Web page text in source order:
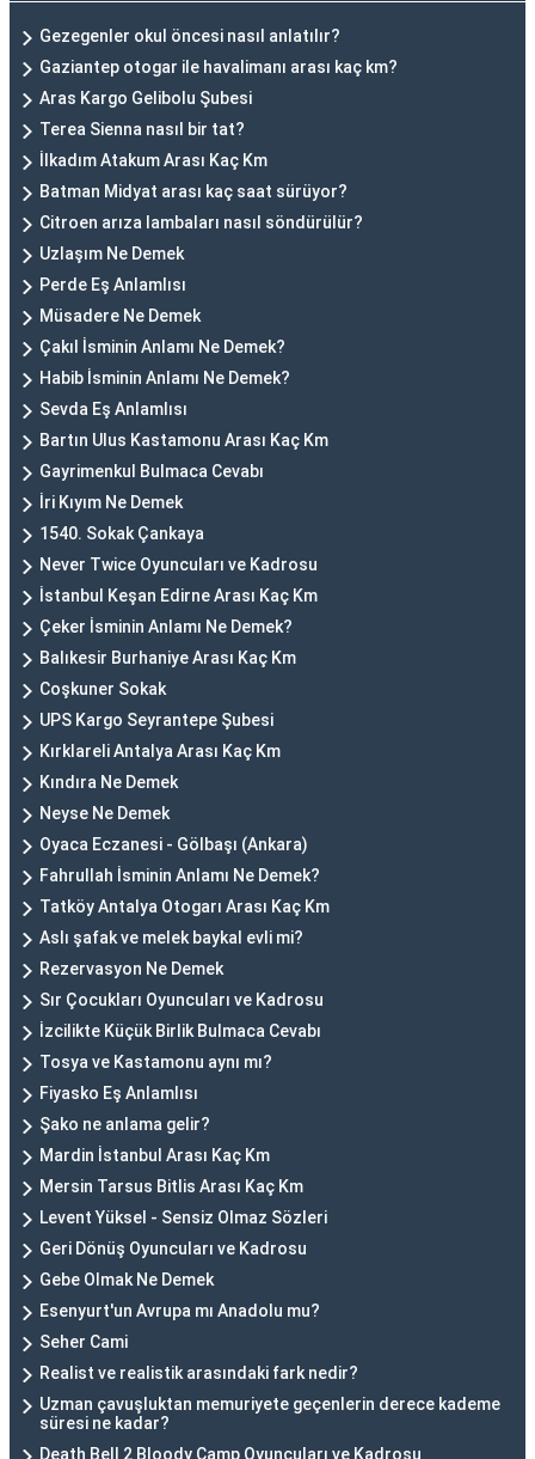
Gezegenler okul öncesi nasıl anlatılır?
Gaziantep otogar ile havalimanı arası kaç km?
Aras Kargo Gelibolu Şubesi
Terea Sienna nasıl bir tat?
İlkadım Atakum Arası Kaç Km
Batman Midyat arası kaç saat sürüyor?
Citroen arıza lambaları nasıl söndürülür?
Uzlaşım Ne Demek
Perde Eş Anlamlısı
Müsadere Ne Demek
Çakıl İsminin Anlamı Ne Demek?
Habib İsminin Anlamı Ne Demek?
Sevda Eş Anlamlısı
Bartın Ulus Kastamonu Arası Kaç Km
Gayrimenkul Bulmaca Cevabı
İri Kıyım Ne Demek
1540. Sokak Çankaya
Never Twice Oyuncuları ve Kadrosu
İstanbul Keşan Edirne Arası Kaç Km
Çeker İsminin Anlamı Ne Demek?
Balıkesir Burhaniye Arası Kaç Km
Coşkuner Sokak
UPS Kargo Seyrantepe Şubesi
Kırklareli Antalya Arası Kaç Km
Kındıra Ne Demek
Neyse Ne Demek
Oyaca Eczanesi - Gölbaşı (Ankara)
Fahrullah İsminin Anlamı Ne Demek?
Tatköy Antalya Otogarı Arası Kaç Km
Aslı şafak ve melek baykal evli mi?
Rezervasyon Ne Demek
Sır Çocukları Oyuncuları ve Kadrosu
İzcilikte Küçük Birlik Bulmaca Cevabı
Tosya ve Kastamonu aynı mı?
Fiyasko Eş Anlamlısı
Şako ne anlama gelir?
Mardin İstanbul Arası Kaç Km
Mersin Tarsus Bitlis Arası Kaç Km
Levent Yüksel - Sensiz Olmaz Sözleri
Geri Dönüş Oyuncuları ve Kadrosu
Gebe Olmak Ne Demek
Esenyurt'un Avrupa mı Anadolu mu?
Seher Cami
Realist ve realistik arasındaki fark nedir?
Uzman çavuşluktan memuriyete geçenlerin derece kademe
süresi ne kadar?
Death Bell 2 Bloody Camp Oyuncuları ve Kadrosu